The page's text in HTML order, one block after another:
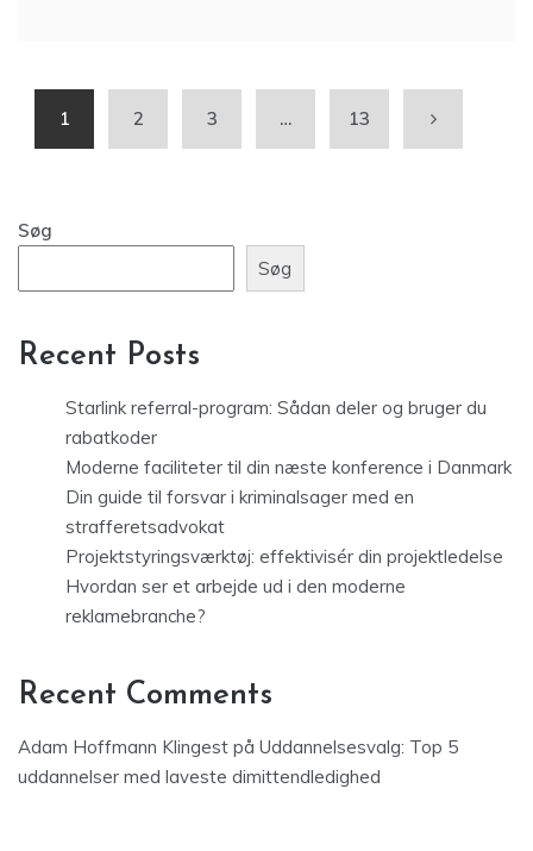
1 2 3 … 13
Søg
Søg
Recent Posts
Starlink referral-program: Sådan deler og bruger du
rabatkoder
Moderne faciliteter til din næste konference i Danmark
Din guide til forsvar i kriminalsager med en
strafferetsadvokat
Projektstyringsværktøj: effektivisér din projektledelse
Hvordan ser et arbejde ud i den moderne
reklamebranche?
Recent Comments
Adam Hoffmann Klingest på Uddannelsesvalg: Top 5
uddannelser med laveste dimittendledighed